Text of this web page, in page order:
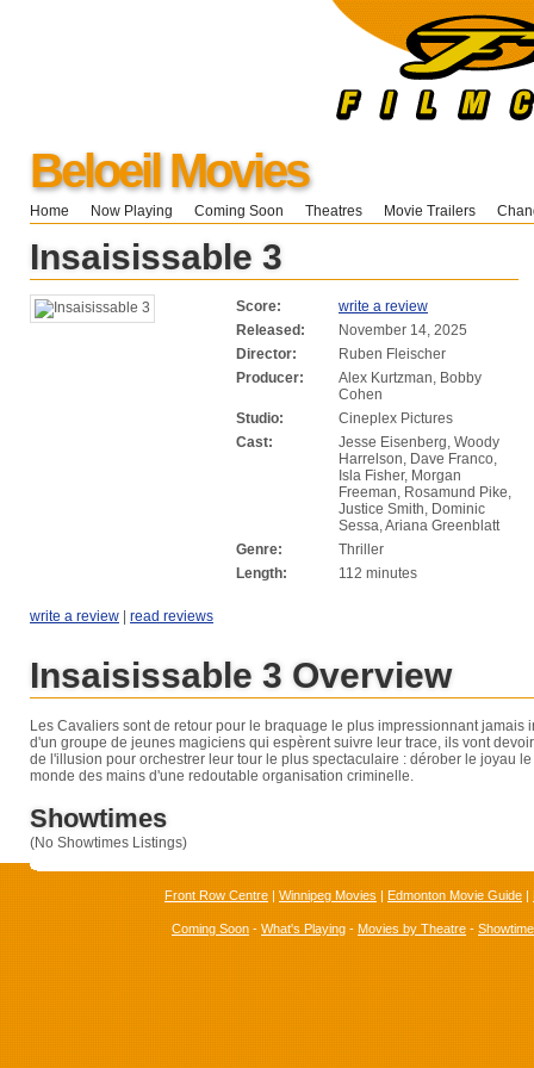
Beloeil Movies
Home Now Playing Coming Soon Theatres Movie Trailers
Insaisissable 3
Score:
write a review
Released:
November 14, 2025
Director:
Ruben Fleischer
Producer:
Alex Kurtzman, Bobby
Cohen
Studio:
Cineplex Pictures
Cast:
Jesse Eisenberg, Woody
Harrelson, Dave Franco,
Isla Fisher, Morgan
Freeman, Rosamund Pike,
Justice Smith, Dominic
Sessa, Ariana Greenblatt
Genre:
Thriller
Length:
112 minutes
write a review | read reviews
Insaisissable 3 Overview
Les Cavaliers sont de retour pour le braquage le plus impressionnant jamais
d'un groupe de jeunes magiciens qui espèrent suivre leur trace, ils vont
de l'illusion pour orchestrer leur tour le plus spectaculaire : dérober le joyau
monde des mains d'une redoutable organisation criminelle.
Showtimes
(No Showtimes Listings)
Front Row Centre | Winnipeg Movies | Edmonton Movie Guide |
Coming Soon - What's Playing - Movies by Theatre -